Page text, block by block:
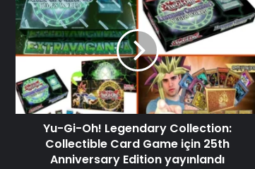
Yu-Gi-Oh! Legendary Collection:
Collectible Card Game için 25th
Anniversary Edition yayınlandı